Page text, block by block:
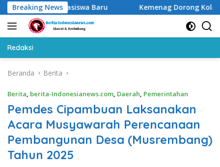
Langsung
ke
konten
Breaking News
Mahasiswa Baru Kemenag Dorong Kolaborasi
Redaksi
Beranda Berita
Berita, berita-Indonesianews.com, Daerah, Pemerintahan
Pemdes Cipambuan Laksanakan
Acara Musyawarah Perencanaan
Pembangunan Desa (Musrembang)
Tahun 2025